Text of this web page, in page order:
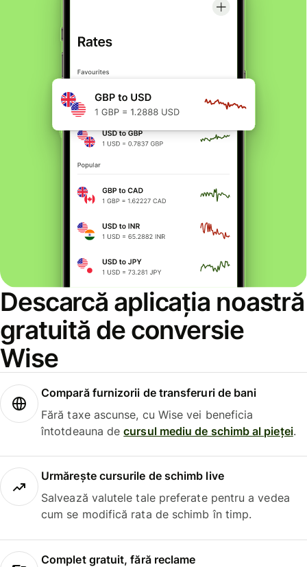
Descarcă aplicația noastră
gratuită de conversie
Wise
Compară furnizorii de transferuri de bani
Fără taxe ascunse, cu Wise vei beneficia
întotdeauna decursul mediu de schimb al pieței.
Urmărește cursurile de schimb live
Salvează valutele tale preferate pentru a vedea
cum se modifică rata de schimb în timp.
Complet gratuit, fără reclame